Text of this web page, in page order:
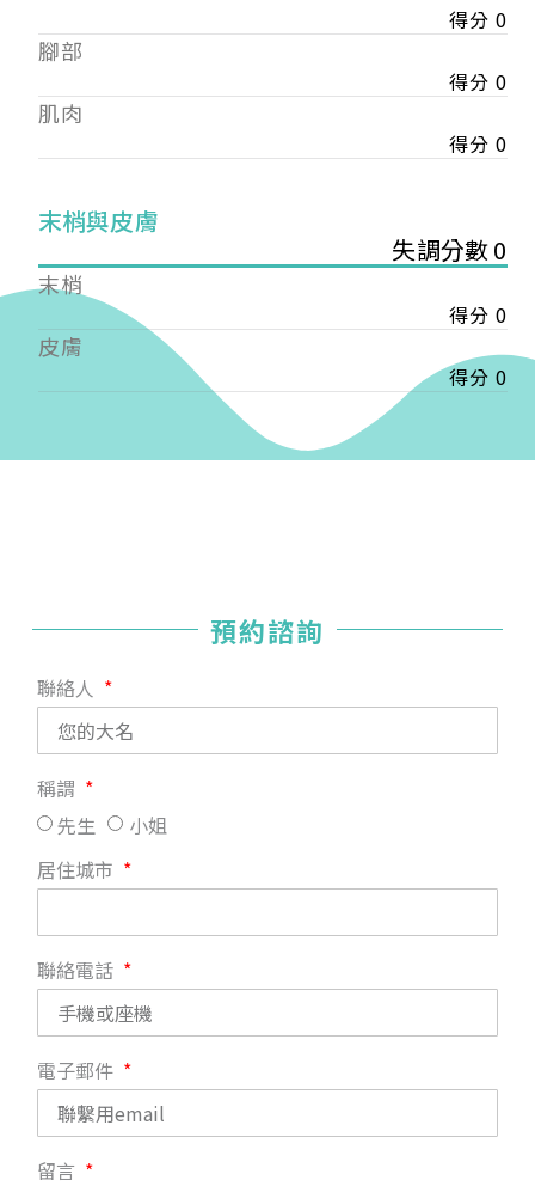
得分 0
腳部
得分 0
肌肉
得分 0
末梢與皮膚
失調分數 0
末梢
得分 0
皮膚
得分 0
預約諮詢
聯絡人
稱謂
先生
小姐
居住城市
聯絡電話
電子郵件
留言
【會費】
入會費新臺幣1200元，於會員入會時繳納；常年會
費1200元，於每年度繳納。
入會費新臺幣3000元，於會員入會時繳納；常年會
費3000元，於每年度繳納。
戶名: 社團法人台灣自律神經健康培訓暨發展協會
帳號: 003-03-501566-2
銀行: (013) 國泰世華 南京東路分行